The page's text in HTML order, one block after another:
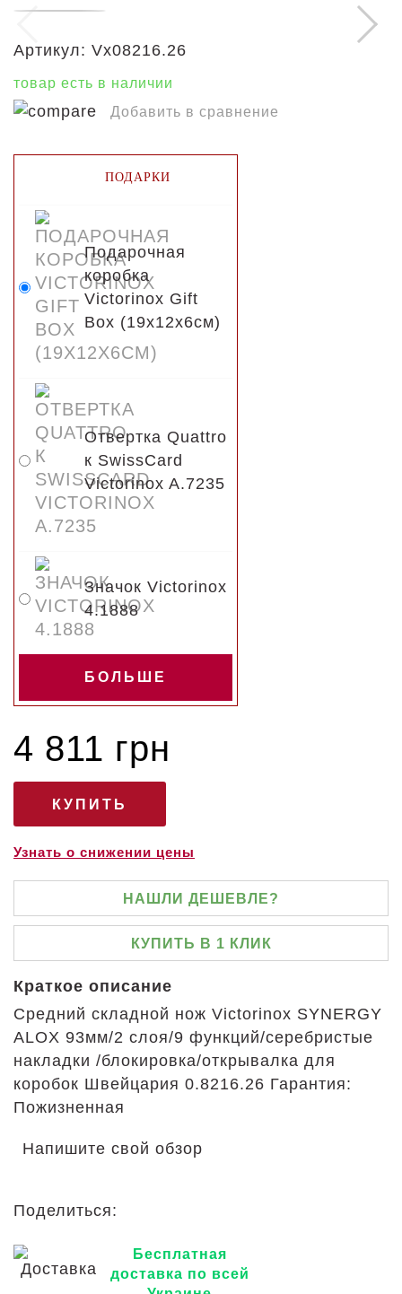
Артикул: Vx08216.26
товар есть в наличии
Добавить в сравнение
ПОДАРКИ
Подарочная
коробка
Victorinox Gift
Box (19x12x6см)
Отвертка Quattro
к SwissCard
Victorinox A.7235
Значок Victorinox
4.1888
БОЛЬШЕ
4 811 грн
Узнать о снижении цены
НАШЛИ ДЕШЕВЛЕ?
КУПИТЬ В 1 КЛИК
Краткое описание
Средний складной нож Victorinox SYNERGY
ALOX 93мм/2 слоя/9 функций/серебристые
накладки /блокировка/открывалка для
коробок Швейцария 0.8216.26 Гарантия:
Пожизненная
Напишите свой обзор
Поделиться:
Бесплатная
доставка по всей